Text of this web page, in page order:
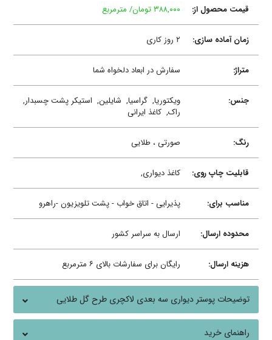
قیمت محصول از: ۳۸۸,۰۰۰ تومان/ مترمربع
زمان آماده سازی: ۲ روز کاری
متراژ: سفارش در ابعاد دلخواه شما
جنس: ویکتوریا,گراسیا, شایلین, استیکر پشت چسبدار,
راک,کاغذ ایرانی
رنگ: صورتی ، طلایی
قابلیت چاپ روی: کاغذ دیواری,
مناسب برای: پذیرایی - اتاق خواب - پشت تلویزیون -راهرو
محدوده ارسال: ارسال به سراسر کشور
هزینه ارسال: رایگان برای سفارشات بالای ۶ مترمربع
توضیحات پوستر دیواری سه بعدی لاکچری طرح گل طلایی
راهنمای خرید